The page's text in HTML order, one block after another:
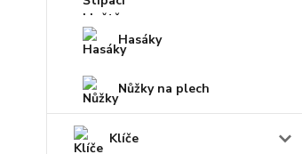
Hasáky
Nůžky na plech
Klíče